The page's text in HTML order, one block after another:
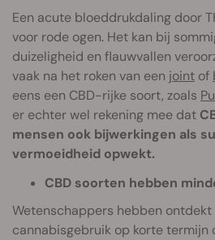
Een acute bloeddrukdaling door
voor rode ogen. Het kan bij
duizeligheid en flauwvallen
vaak na het roken van een joint of
eens een CBD-rijke soort, zoals
er echter wel rekening mee dat
mensen ook bijwerkingen als
vermoeidheid opwekt.
CBD soorten hebben
Wetenschappers hebben
cannabisgebruik op korte termijn